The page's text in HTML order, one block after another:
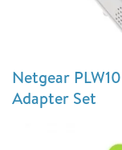
Netgear
Adapter Set